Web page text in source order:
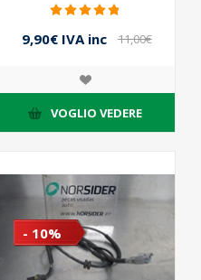
9,90€ IVA inc
11,00€
VOGLIO VEDERE
- 10%